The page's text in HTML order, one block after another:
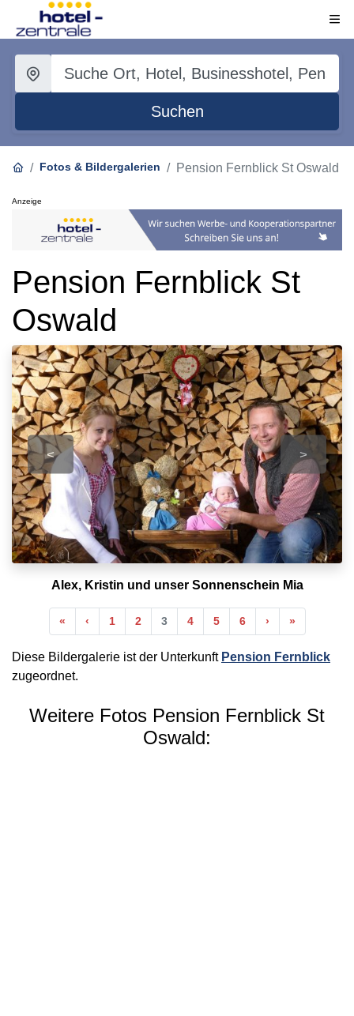
Suchen
Fotos & Bildergalerien Pension Fernblick St Oswald
Anzeige
Pension Fernblick St
Oswald
< >
Alex, Kristin und unser Sonnenschein Mia
«Anfang
‹Vorherige
1 2 3 4 5 6 ›Nächste
»Ende
Diese Bildergalerie ist der Unterkunft Pension Fernblick
zugeordnet.
Weitere Fotos Pension Fernblick St
Oswald: